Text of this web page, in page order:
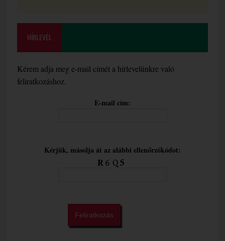
HÍRLEVÉL
Kérem adja meg e-mail címét a hírlevelünkre való
feliratkozáshoz.
E-mail cím:
Kérjük, másolja át az alábbi ellenőrzőkódot: